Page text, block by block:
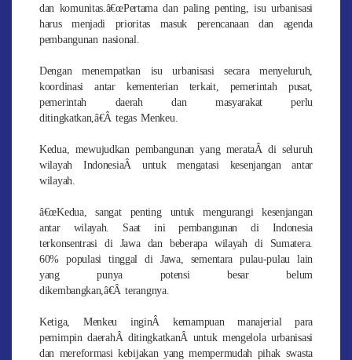
dan komunitas.â€œPertama dan paling penting, isu urbanisasi
harus menjadi prioritas masuk perencanaan dan agenda
pembangunan nasional.
Dengan menempatkan isu urbanisasi secara menyeluruh,
koordinasi antar kementerian terkait, pemerintah pusat,
pemerintah daerah dan masyarakat perlu
ditingkatkan,â€Â tegas Menkeu.
Kedua, mewujudkan pembangunan yang merataÂ di seluruh
wilayah IndonesiaÂ untuk mengatasi kesenjangan antar
wilayah.
â€œKedua, sangat penting untuk mengurangi kesenjangan
antar wilayah. Saat ini pembangunan di Indonesia
terkonsentrasi di Jawa dan beberapa wilayah di Sumatera.
60% populasi tinggal di Jawa, sementara pulau-pulau lain
yang punya potensi besar belum
dikembangkan,â€Â terangnya.
Ketiga, Menkeu inginÂ kemampuan manajerial para
pemimpin daerahÂ ditingkatkanÂ untuk mengelola urbanisasi
dan mereformasi kebijakan yang mempermudah pihak swasta